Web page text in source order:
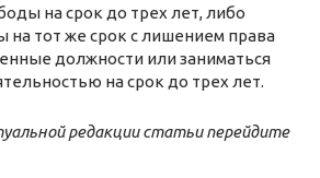
на срок до трех лет, либо
тот же срок с лишением права
должности или заниматься
на срок до трех лет.
редакции статьи перейдите